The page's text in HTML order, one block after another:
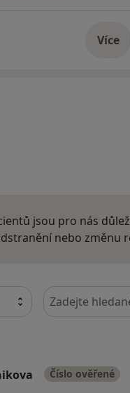
Více
o
jsou pro nás
nebo změnu
Hledejte v
Číslo ověřené